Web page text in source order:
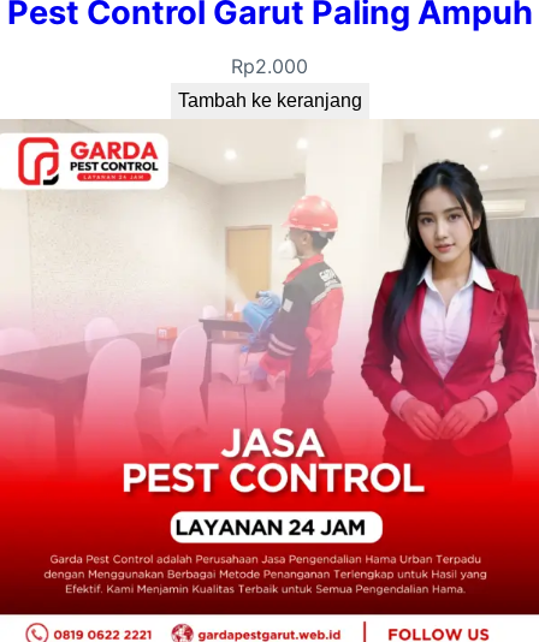
Pest Control Garut Paling Ampuh
Rp2.000
Tambah ke keranjang